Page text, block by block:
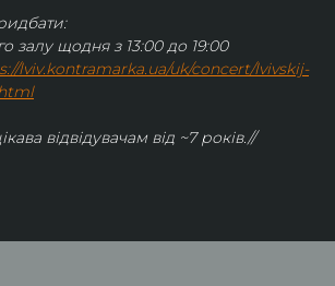
залу щодня з 13:00 до 19:00
lviv.kontramarka.ua/uk/concert/lvivskij-
відвідувачам від ~7 років.//